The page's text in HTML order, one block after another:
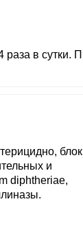
раза в сутки.
и
diphtheriae,